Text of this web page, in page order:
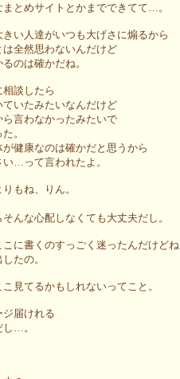
とめサイトとかまでできてて…。
い人達がいつも大げさに煽るから
全然思わないんだけど
のは確かだね。
談したら
いたみたいなんだけど
言わなかったみたいで
。
健康なのは確かだと思うから
…って言われたよ。
もね、りん。
んな心配しなくても大丈夫だし。
に書くのすっごく迷ったんだけどね
たの。
見てるかもしれないってこと。
届けれる
…。